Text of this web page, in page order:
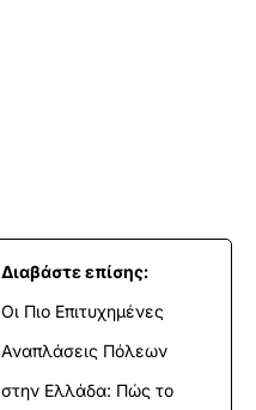
Διαβάστε επίσης:
Οι Πιο Επιτυχημένες
Αναπλάσεις Πόλεων
στην Ελλάδα: Πώς το